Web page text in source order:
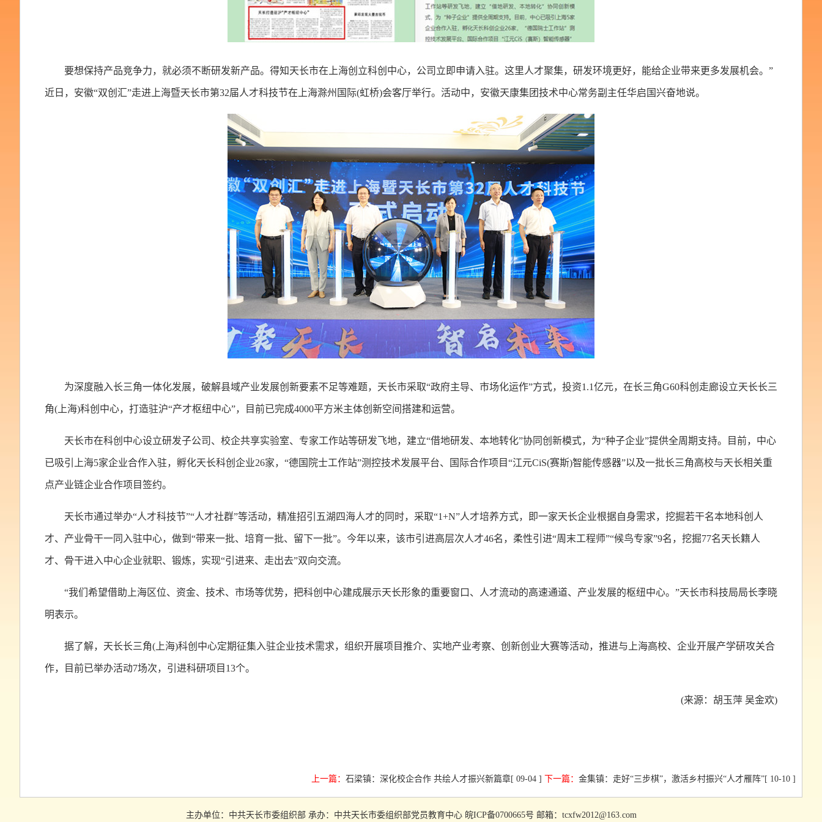
要想保持产品竞争力，就必须不断研发新产品。得知天长市在上海创立科创中心，公司立即申请入驻。这里人才聚集，研发环境更好，能给企业带来更多发展机会。”
近日，安徽“双创汇”走进上海暨天长市第32届人才科技节在上海滁州国际(虹桥)会客厅举行。活动中，安徽天康集团技术中心常务副主任华启国兴奋地说。
为深度融入长三角一体化发展，破解县域产业发展创新要素不足等难题，天长市采取“政府主导、市场化运作”方式，投资1.1亿元，在长三角G60科创走廊设立天长长三
角(上海)科创中心，打造驻沪“产才枢纽中心”，目前已完成4000平方米主体创新空间搭建和运营。
天长市在科创中心设立研发子公司、校企共享实验室、专家工作站等研发飞地，建立“借地研发、本地转化”协同创新模式，为“种子企业”提供全周期支持。目前，中心
已吸引上海5家企业合作入驻，孵化天长科创企业26家，“德国院士工作站”测控技术发展平台、国际合作项目“江元CiS(赛斯)智能传感器”以及一批长三角高校与天长相关重
点产业链企业合作项目签约。
天长市通过举办“人才科技节”“人才社群”等活动，精准招引五湖四海人才的同时，采取“1+N”人才培养方式，即一家天长企业根据自身需求，挖掘若干名本地科创人
才、产业骨干一同入驻中心，做到“带来一批、培育一批、留下一批”。今年以来，该市引进高层次人才46名，柔性引进“周末工程师”“候鸟专家”9名，挖掘77名天长籍人
才、骨干进入中心企业就职、锻炼，实现“引进来、走出去”双向交流。
“我们希望借助上海区位、资金、技术、市场等优势，把科创中心建成展示天长形象的重要窗口、人才流动的高速通道、产业发展的枢纽中心。”天长市科技局局长李晓
明表示。
据了解，天长长三角(上海)科创中心定期征集入驻企业技术需求，组织开展项目推介、实地产业考察、创新创业大赛等活动，推进与上海高校、企业开展产学研攻关合
作，目前已举办活动7场次，引进科研项目13个。
(来源：胡玉萍 吴金欢)
上一篇： 石梁镇：深化校企合作 共绘人才振兴新篇章[ 09-04 ] 下一篇： 金集镇：走好“三步棋”，激活乡村振兴“人才雁阵”[ 10-10 ]
主办单位：中共天长市委组织部 承办：中共天长市委组织部党员教育中心 皖ICP备0700665号 邮箱：tcxfw2012@163.com